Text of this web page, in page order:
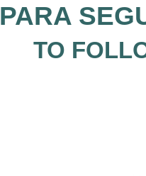
PARA
TO